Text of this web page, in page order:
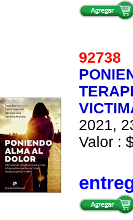
92738
2021,
Valor :